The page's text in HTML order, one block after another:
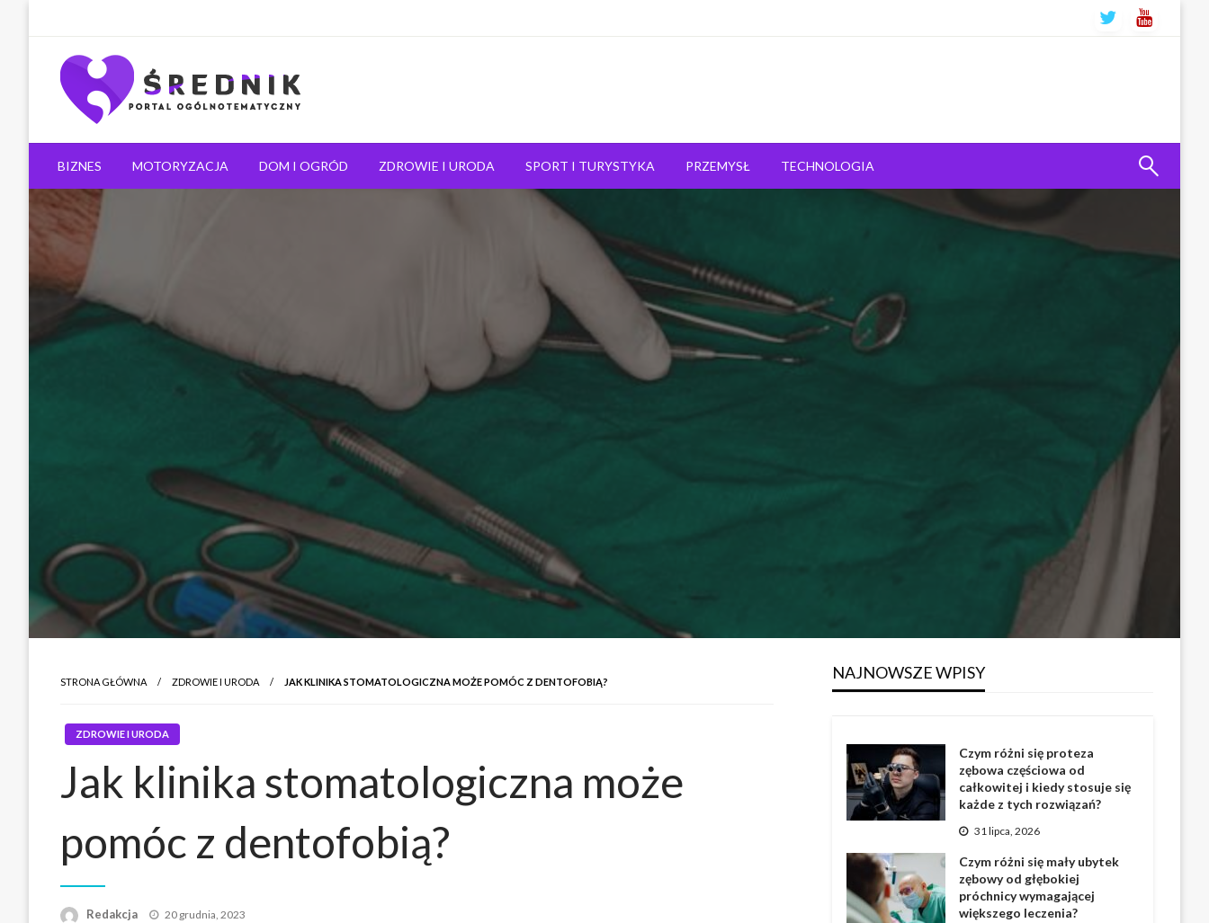
Średnik.pl
Ogólnotematyczny portal informacyjny
BIZNES MOTORYZACJA DOM I OGRÓD ZDROWIE I URODA SPORT I TURYSTYKA PRZEMYSŁ TECHNOLOGIA
STRONA GŁÓWNA ZDROWIE I URODA JAK KLINIKA STOMATOLOGICZNA MOŻE POMÓC Z DENTOFOBIĄ?
ZDROWIE I URODA
Jak klinika stomatologiczna może
pomóc z dentofobią?
Redakcja Napisano
20 grudnia, 2023
NAJNOWSZE WPISY
Czym różni się proteza
zębowa częściowa od
całkowitej i kiedy stosuje się
każde z tych rozwiązań?
31 lipca, 2026
Czym różni się mały ubytek
zębowy od głębokiej
próchnicy wymagającej
większego leczenia?